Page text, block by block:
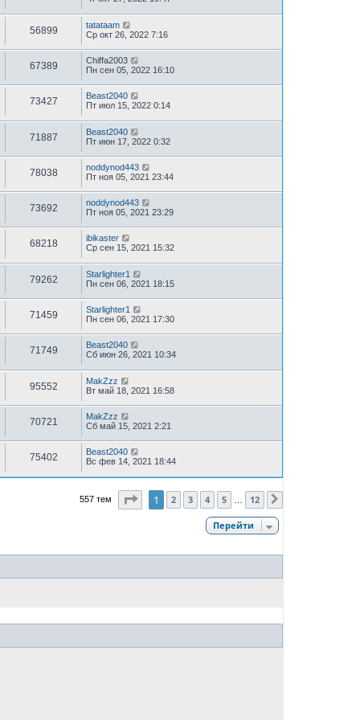
56899
tatataam
Ср окт 26, 2022 7:16
67389
Chiffa2003
Пн сен 05, 2022 16:10
73427
Beast2040
Пт июл 15, 2022 0:14
71887
Beast2040
Пт июн 17, 2022 0:32
78038
noddynod443
Пт ноя 05, 2021 23:44
73692
noddynod443
Пт ноя 05, 2021 23:29
68218
ibikaster
Ср сен 15, 2021 15:32
79262
Starlighter1
Пн сен 06, 2021 18:15
71459
Starlighter1
Пн сен 06, 2021 17:30
71749
Beast2040
Сб июн 26, 2021 10:34
95552
MakZzz
Вт май 18, 2021 16:58
70721
MakZzz
Сб май 15, 2021 2:21
75402
Beast2040
Вс фев 14, 2021 18:44
557 тем Страница 1из12
1 2 3 4 5 12
Перейти